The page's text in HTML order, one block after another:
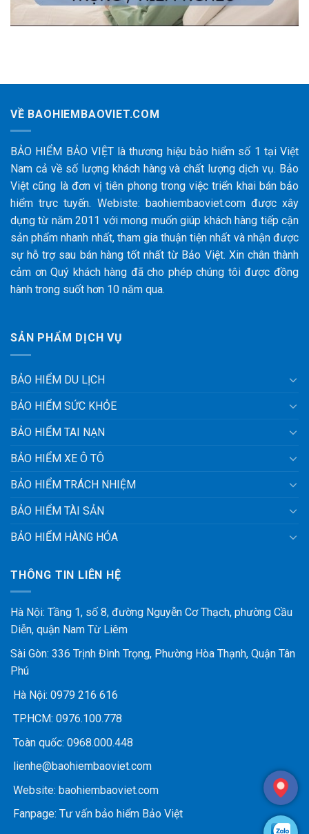
VỀ BAOHIEMBAOVIET.COM
BẢO HIỂM BẢO VIỆT là thương hiệu bảo hiểm số 1 tại Việt
Nam cả về số lượng khách hàng và chất lượng dịch vụ. Bảo
Việt cũng là đơn vị tiên phong trong việc triển khai bán bảo
hiểm trực tuyến. Webiste: baohiembaoviet.com được xây
dựng từ năm 2011 với mong muốn giúp khách hàng tiếp cận
sản phẩm nhanh nhất, tham gia thuận tiện nhất và nhận được
sự hỗ trợ sau bán hàng tốt nhất từ Bảo Việt. Xin chân thành
cảm ơn Quý khách hàng đã cho phép chúng tôi được đồng
hành trong suốt hơn 10 năm qua.
SẢN PHẨM DỊCH VỤ
BẢO HIỂM DU LỊCH
BẢO HIỂM SỨC KHỎE
BẢO HIỂM TAI NẠN
BẢO HIỂM XE Ô TÔ
BẢO HIỂM TRÁCH NHIỆM
BẢO HIỂM TÀI SẢN
BẢO HIỂM HÀNG HÓA
THÔNG TIN LIÊN HỆ
Hà Nội: Tầng 1, số 8, đường Nguyễn Cơ Thạch, phường Cầu
Diễn, quận Nam Từ Liêm
Sài Gòn: 336 Trịnh Đình Trọng, Phường Hòa Thạnh, Quận Tân
Phú
Hà Nội: 0979 216 616
TP.HCM: 0976.100.778
Toàn quốc: 0968.000.448
lienhe@baohiembaoviet.com
Website: baohiembaoviet.com
Fanpage: Tư vấn bảo hiểm Bảo Việt